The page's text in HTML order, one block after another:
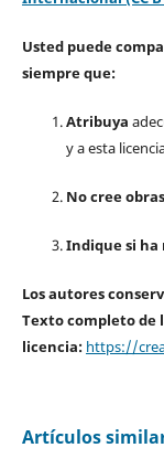
Usted puede
siempre que:
Atribuya
y a esta
No cree
Indique si ha
Los autores
Texto completo de
licencia: https://
Artículos